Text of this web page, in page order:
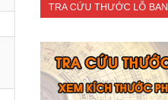
TRA CỨU THƯỚC LỖ BAN